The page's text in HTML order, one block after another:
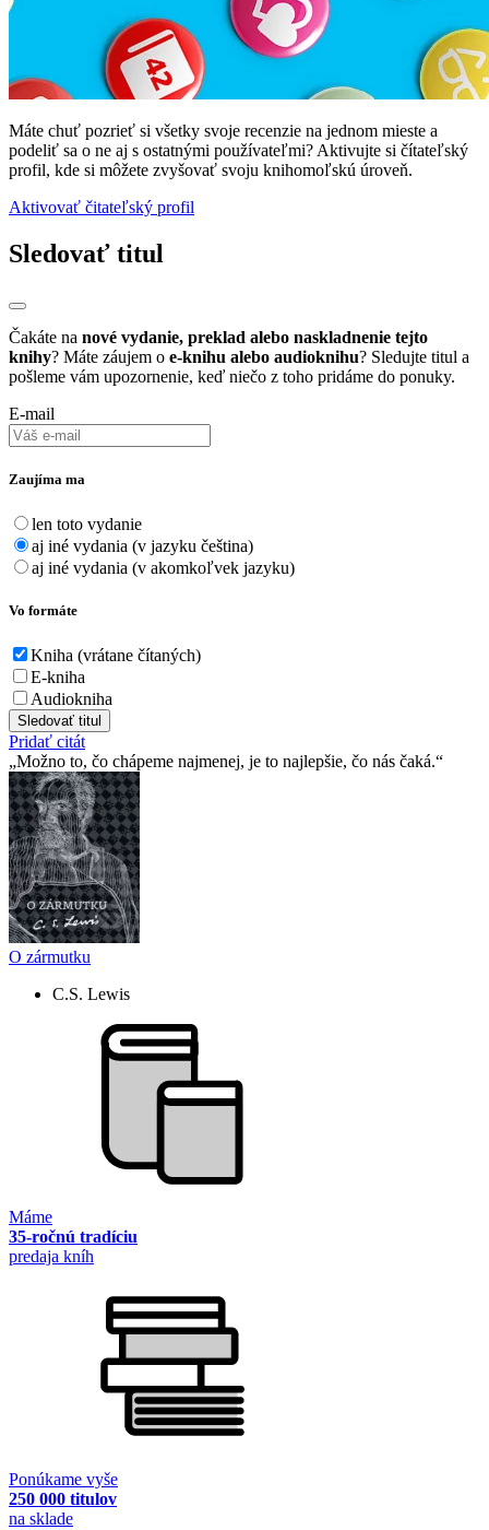
Máte chuť pozrieť si všetky svoje recenzie na jednom mieste a
podeliť sa o ne aj s ostatnými používateľmi? Aktivujte si čítateľský
profil, kde si môžete zvyšovať svoju knihomoľskú úroveň.
Aktivovať čitateľský profil
Sledovať titul
Čakáte na nové vydanie, preklad alebo naskladnenie tejto
knihy? Máte záujem o e-knihu alebo audioknihu? Sledujte titul a
pošleme vám upozornenie, keď niečo z toho pridáme do ponuky.
E-mail
Zaujíma ma
len toto vydanie
aj iné vydania (v jazyku čeština)
aj iné vydania (v akomkoľvek jazyku)
Vo formáte
Kniha (vrátane čítaných)
E-kniha
Audiokniha
Sledovať titul
Pridať citát
Možno to, čo chápeme najmenej, je to najlepšie, čo nás čaká.
O zármutku
C.S. Lewis
Máme
35-ročnú tradíciu
predaja kníh
Ponúkame vyše
250 000 titulov
na sklade